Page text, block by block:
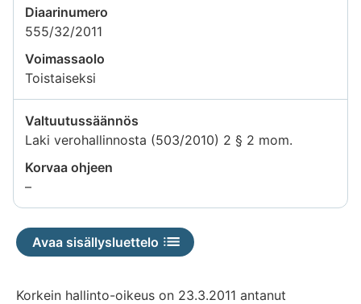
Diaarinumero
555/32/2011
Voimassaolo
Toistaiseksi
Valtuutussäännös
Laki verohallinnosta (503/2010) 2 § 2 mom.
Korvaa ohjeen
–Tietoa
ei
saatavilla
Avaa sisällysluettelo
Korkein hallinto-oikeus on 23.3.2011 antanut